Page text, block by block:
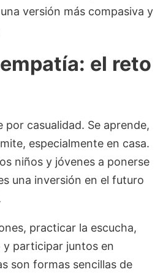
versión más compasiva y
el reto
por casualidad. Se aprende,
especialmente en casa.
niños y jóvenes a ponerse
una inversión en el futuro
practicar la escucha,
participar juntos en
son formas sencillas de